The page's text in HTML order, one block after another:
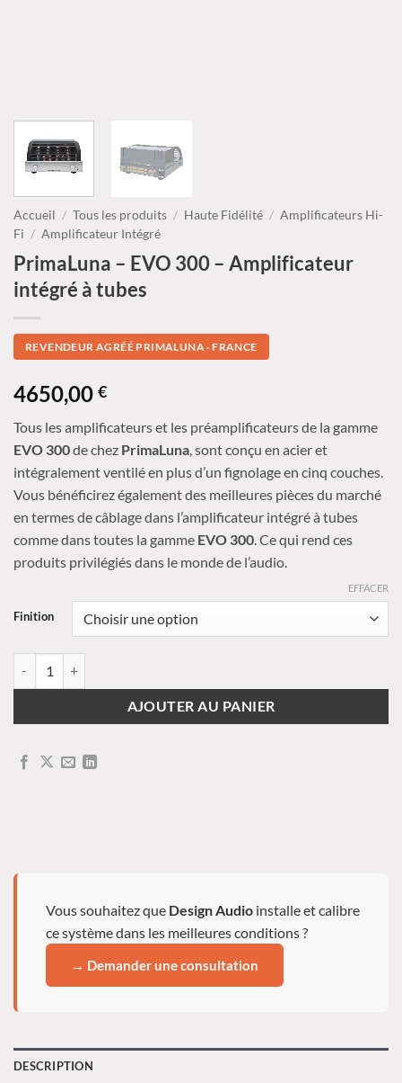
Accueil / Tous les produits / Haute Fidélité / Amplificateurs Hi-
Fi / Amplificateur Intégré
PrimaLuna – EVO 300 – Amplificateur
intégré à tubes
REVENDEUR AGRÉÉ PRIMALUNA · FRANCE
4650,00 €
Tous les amplificateurs et les préamplificateurs de la gamme
EVO 300de chez PrimaLuna , sontconçu en acier et
intégralement ventilé en plus d’un fignolage en cinq couches.
Vous bénéficirez également des meilleures pièces du marché
en termes de câblage dans l’amplificateur intégré à tubes
comme dans toutes la gamme EVO 300 . Ce qui rend ces
produits privilégiés dans le monde de l’audio.
Finition
EFFACER
AJOUTER AU PANIER
Vous souhaitez que Design Audio installe et calibre
ce système dans les meilleures conditions ?
→ Demander une consultation
DESCRIPTION